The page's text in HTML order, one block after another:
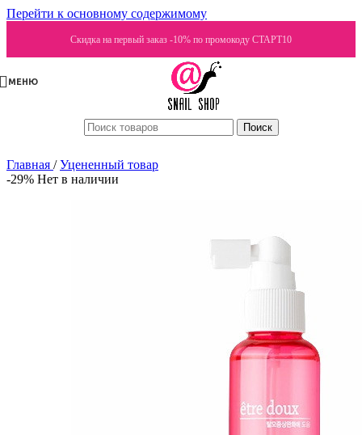
Перейти к основному содержимому
Скидка на первый заказ -10% по промокоду СТАРТ10
МЕНЮ
Поиск
Главная / Уцененный товар
-29% Нет в наличии